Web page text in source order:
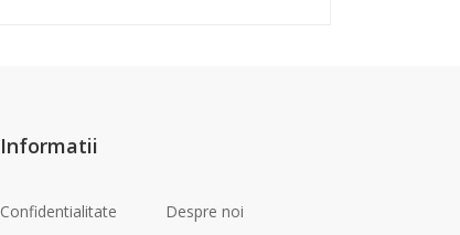
Informatii
Confidentialitate
Despre noi